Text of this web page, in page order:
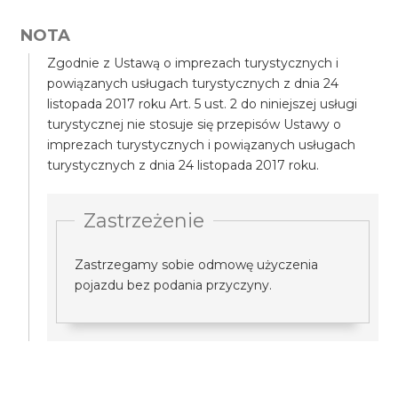
NOTA
Zgodnie z Ustawą o imprezach turystycznych i
powiązanych usługach turystycznych z dnia 24
listopada 2017 roku Art. 5 ust. 2 do niniejszej usługi
turystycznej nie stosuje się przepisów Ustawy o
imprezach turystycznych i powiązanych usługach
turystycznych z dnia 24 listopada 2017 roku.
Zastrzeżenie
Zastrzegamy sobie odmowę użyczenia
pojazdu bez podania przyczyny.